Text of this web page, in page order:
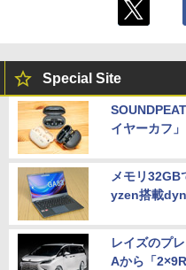
Special Site
イヤーカフ
メモリ32GB
yzen搭載
レイズのプ
Aから「